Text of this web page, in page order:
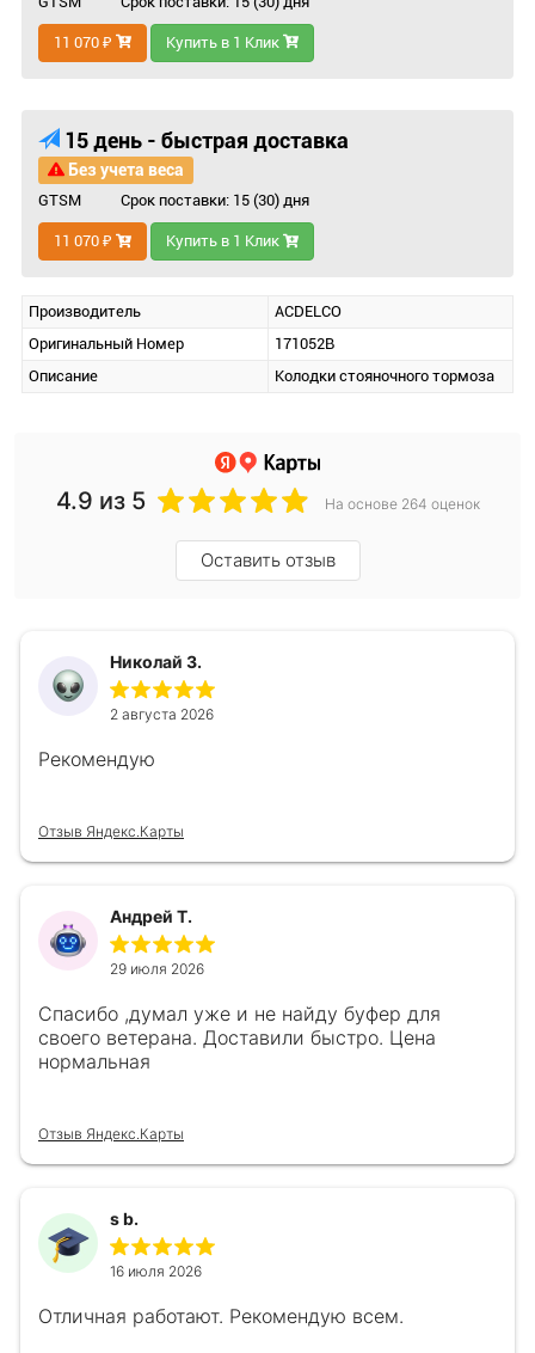
11 070 ₽ Купить в 1 Клик
15 день - быстрая доставка
Без учета веса
GTSM Срок поставки: 15 (30) дня
11 070 ₽ Купить в 1 Клик
Производитель
ACDELCO
Оригинальный Номер
171052B
Описание
Колодки стояночного тормоза
4.9 из 5 На основе 264 оценок
Оставить отзыв
Николай З.
2 августа 2026
Рекомендую
Отзыв Яндекс.Карты
Андрей Т.
29 июля 2026
Спасибо ,думал уже и не найду буфер для
своего ветерана. Доставили быстро. Цена
нормальная
Отзыв Яндекс.Карты
s b.
16 июля 2026
Отличная работают. Рекомендую всем.